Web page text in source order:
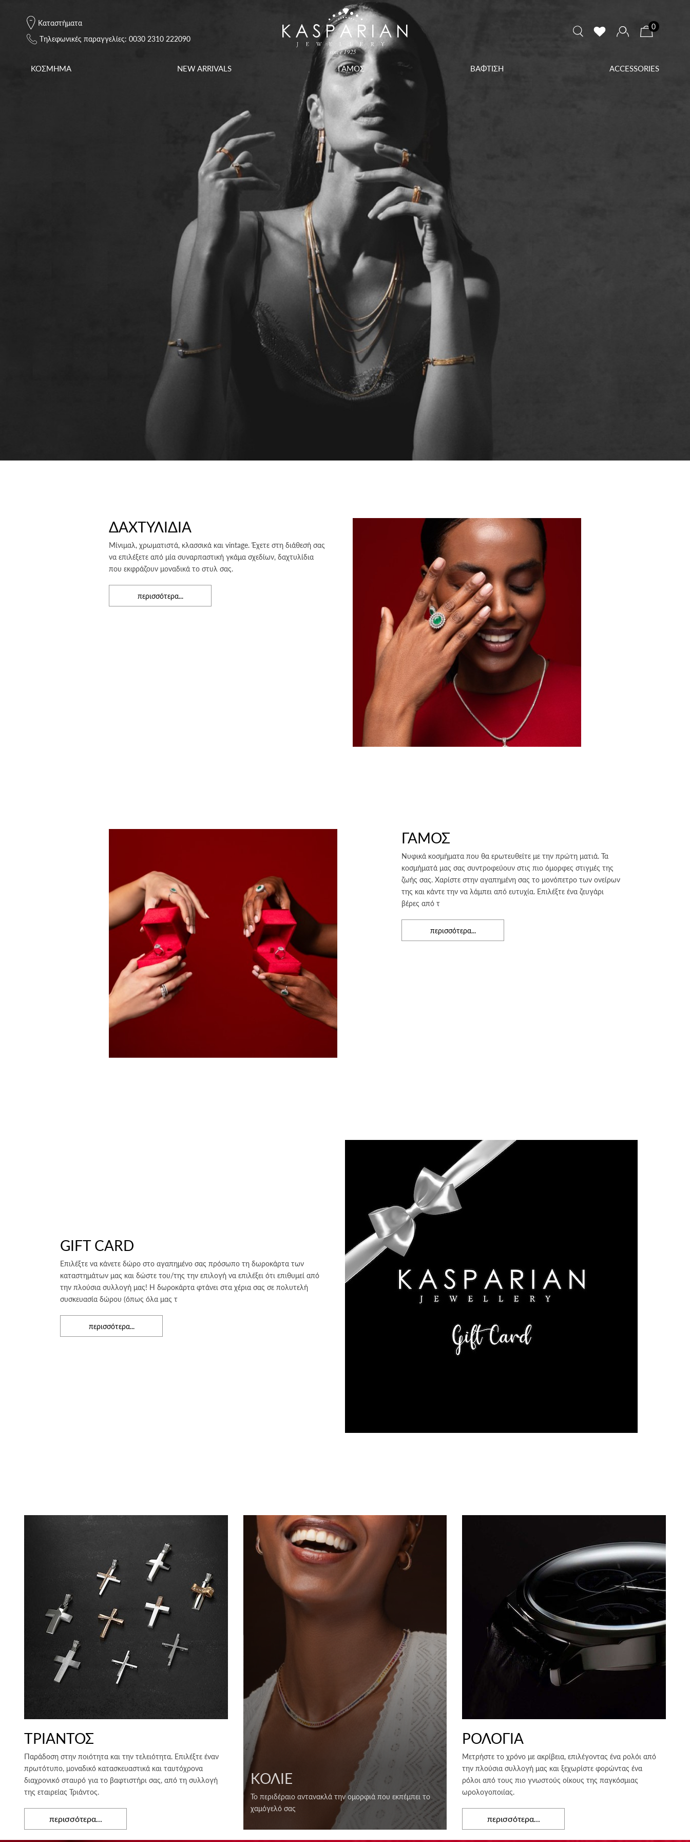
Καταστήματα
Tηλεφωνικές παραγγελίες: 0030 2310 222090
0
ΚΟΣΜΗΜΑ NEW ARRIVALS ΓΑΜΟΣ ΒΑΦΤΙΣΗ ACCESSORIES
ΔΑΧΤΥΛΙΔΙΑ
Μίνιμαλ, χρωματιστά, κλασσικά και vintage. Έχετε στη διάθεσή σας
να επιλέξετε από μία συναρπαστική γκάμα σχεδίων, δαχτυλίδια
που εκφράζουν μοναδικά το στυλ σας.
περισσότερα...
ΓΑΜΟΣ
Νυφικά κοσμήματα που θα ερωτευθείτε με την πρώτη ματιά. Τα
κοσμήματά μας σας συντροφεύουν στις πιο όμορφες στιγμές της
ζωής σας. Χαρίστε στην αγαπημένη σας το μονόπετρο των ονείρων
της και κάντε την να λάμπει από ευτυχία. Επιλέξτε ένα ζευγάρι
βέρες από τ
περισσότερα...
GIFT CARD
Επιλέξτε να κάνετε δώρο στο αγαπημένο σας πρόσωπο τη δωροκάρτα των
καταστημάτων μας και δώστε του/της την επιλογή να επιλέξει ότι επιθυμεί από
την πλούσια συλλογή μας! Η δωροκάρτα φτάνει στα χέρια σας σε πολυτελή
συσκευασία δώρου (όπως όλα μας τ
περισσότερα...
ΤΡΙΑΝΤΟΣ
Παράδοση στην ποιότητα και την τελειότητα. Επιλέξτε έναν
πρωτότυπο, μοναδικό κατασκευαστικά και ταυτόχρονα
διαχρονικό σταυρό για το βαφτιστήρι σας, από τη συλλογή
της εταιρείας Τριάντος.
περισσότερα...
ΚΟΛΙΕ
Το περιδέραιο αντανακλά την ομορφιά που εκπέμπει το
χαμόγελό σας
ΡΟΛΟΓΙΑ
Μετρήστε το χρόνο με ακρίβεια, επιλέγοντας ένα ρολόι από
την πλούσια συλλογή μας και ξεχωρίστε φορώντας ένα
ρόλοι από τους πιο γνωστούς οίκους της παγκόσμιας
ωρολογοποιίας.
περισσότερα...